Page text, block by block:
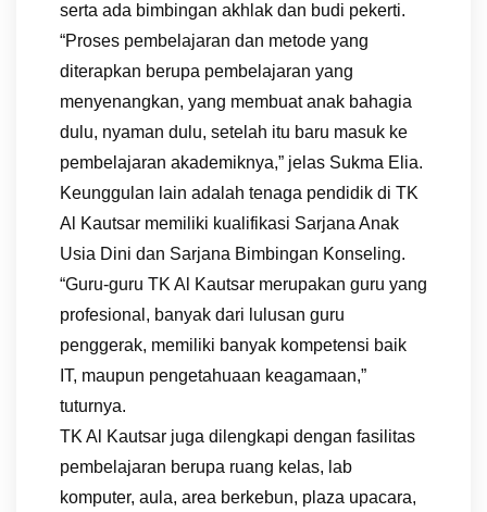
serta ada bimbingan akhlak dan budi pekerti.
“Proses pembelajaran dan metode yang
diterapkan berupa pembelajaran yang
menyenangkan, yang membuat anak bahagia
dulu, nyaman dulu, setelah itu baru masuk ke
pembelajaran akademiknya,” jelas Sukma Elia.
Keunggulan lain adalah tenaga pendidik di TK
Al Kautsar memiliki kualifikasi Sarjana Anak
Usia Dini dan Sarjana Bimbingan Konseling.
“Guru-guru TK Al Kautsar merupakan guru yang
profesional, banyak dari lulusan guru
penggerak, memiliki banyak kompetensi baik
IT, maupun pengetahuaan keagamaan,”
tuturnya.
TK Al Kautsar juga dilengkapi dengan fasilitas
pembelajaran berupa ruang kelas, lab
komputer, aula, area berkebun, plaza upacara,